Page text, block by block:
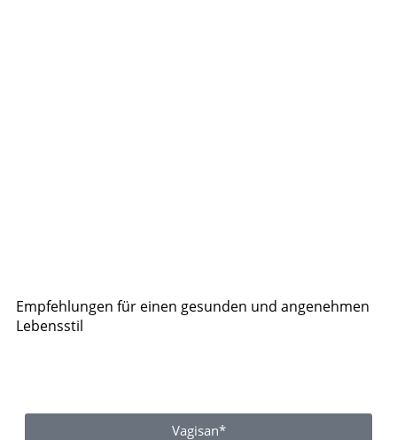
Empfehlungen für einen gesunden und angenehmen
Lebensstil
Vagisan*